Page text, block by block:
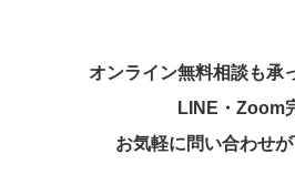
オンライン無料相談も承
LINE ・ Zoom
お気軽に問い合わせが